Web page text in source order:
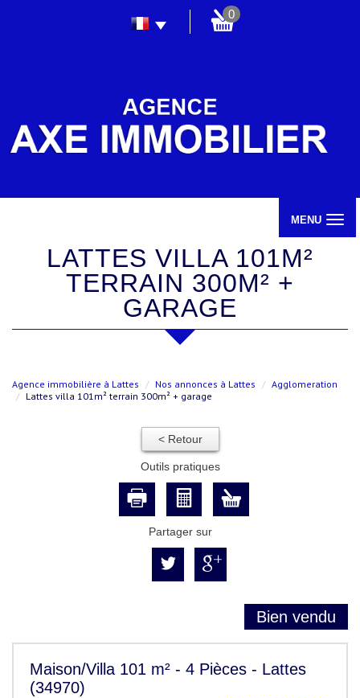
0
MENU
LATTES VILLA 101M²
TERRAIN 300M² +
GARAGE
Agence immobilière à Lattes Nos annonces à Lattes
Agglomeration
Lattes villa 101m² terrain 300m² + garage
< Retour
Outils pratiques
Partager sur
Bien vendu
Maison/Villa 101 m² - 4 Pièces - Lattes
(34970)